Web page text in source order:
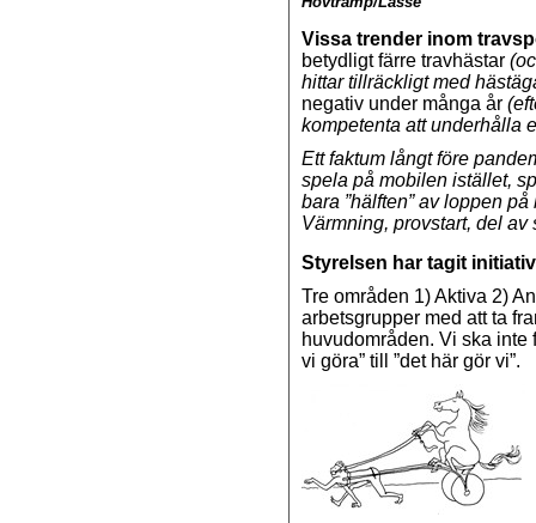
Vissa trender inom
betydligt färre travhästar
hittar tillräckligt med
negativ under många år
kompetenta att underhålla
Ett faktum långt före
spela på mobilen istället,
bara ”hälften” av loppen
Värmning, provstart, del
Styrelsen har tagit
Tre områden 1) Aktiva 2)
arbetsgrupper med att ta
huvudområden. Vi ska inte
vi göra” till ”det här gör vi”.